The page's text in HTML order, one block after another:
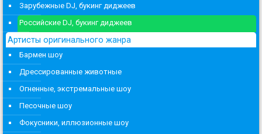
Зарубежные DJ, букинг диджеев
Российские DJ, букинг диджеев
Артисты оригинального жанра
Бармен шоу
Дрессированные животные
Огненные, экстремальные шоу
Песочные шоу
Фокусники, иллюзионные шоу